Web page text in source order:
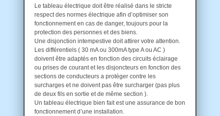
Le tableau électrique doit être réalisé dans le stricte
respect des normes électrique afin d’optimiser son
fonctionnement en cas de danger, toujours pour la
protection des personnes et des biens.
Une disjonction intempestive doit attirer votre attention.
Les différentiels ( 30 mA ou 300mA type A ou AC )
doivent être adaptés en fonction des circuits éclairage
ou prises de courant et les disjoncteurs en fonction des
sections de conducteurs a protéger contre les
surcharges et ne doivent pas être surcharger (pas plus
de deux fils en sortie et de même section ).
Un tableau électrique bien fait est une assurance de bon
fonctionnement d’une installation.